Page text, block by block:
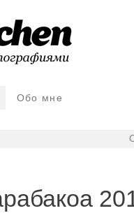
Обо мне